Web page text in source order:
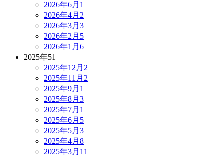
2026年6月 1
2026年4月 2
2026年3月 3
2026年2月 5
2026年1月 6
2025年51
2025年12月 2
2025年11月 2
2025年9月 1
2025年8月 3
2025年7月 1
2025年6月 5
2025年5月 3
2025年4月 8
2025年3月 11